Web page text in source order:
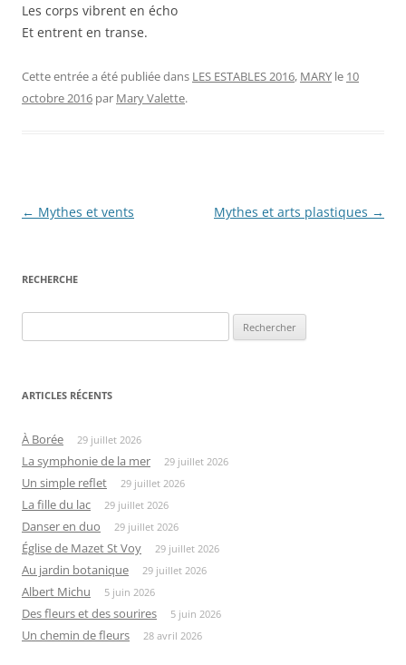
Les corps vibrent en écho
Et entrent en transe.
Cette entrée a été publiée dans LES ESTABLES 2016, MARY le 10
octobre 2016 par Mary Valette.
Navigation
← Mythes et vents Mythes et arts plastiques →
RECHERCHE
ARTICLES RÉCENTS
À Borée 29 juillet 2026
La symphonie de la mer 29 juillet 2026
Un simple reflet 29 juillet 2026
La fille du lac 29 juillet 2026
Danser en duo 29 juillet 2026
Église de Mazet St Voy 29 juillet 2026
Au jardin botanique 29 juillet 2026
Albert Michu 5 juin 2026
Des fleurs et des sourires 5 juin 2026
Un chemin de fleurs 28 avril 2026